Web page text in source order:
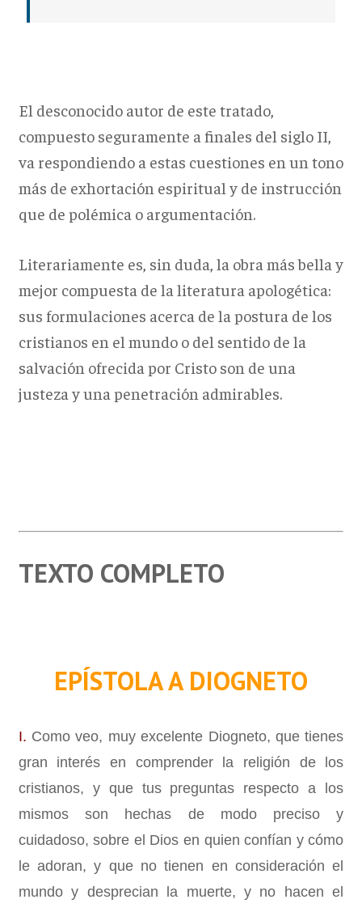
El desconocido autor de este tratado,
compuesto seguramente a finales del siglo II,
va respondiendo a estas cuestiones en un tono
más de exhortación espiritual y de instrucción
que de polémica o argumentación.
Literariamente es, sin duda, la obra más bella y
mejor compuesta de la literatura apologética:
sus formulaciones acerca de la postura de los
cristianos en el mundo o del sentido de la
salvación ofrecida por Cristo son de una
justeza y una penetración admirables.
TEXTO COMPLETO
EPÍSTOLA A DIOGNETO
I. Como veo, muy excelente Diogneto, que tienes
gran interés en comprender la religión de los
cristianos, y que tus preguntas respecto a los
mismos son hechas de modo preciso y
cuidadoso, sobre el Dios en quien confían y cómo
le adoran, y que no tienen en consideración el
mundo y desprecian la muerte, y no hacen el